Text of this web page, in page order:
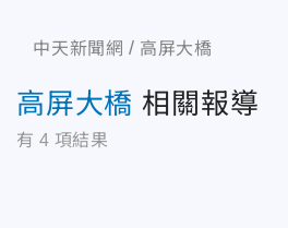
中天新聞網 高屏大橋
高屏大橋 相關報導
有 4 項結果